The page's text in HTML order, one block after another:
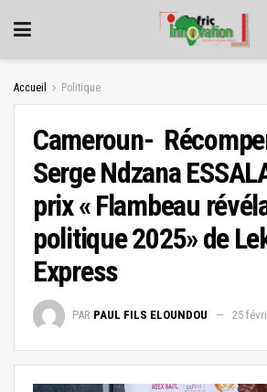
Accueil Politique
Cameroun-
Serge Ndzana
prix « Flambeau
politique 2025» de
Express
PAR PAUL FILS ELOUNDOU 25